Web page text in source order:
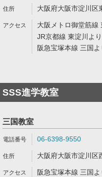
大阪府大阪市淀川区
大阪メトロ御堂筋線
JR京都線 東淀川よ
阪急宝塚本線 三国
SSS進学教室
三国教室
06-6398-9550
大阪府大阪市淀川区
阪急宝塚本線 三国